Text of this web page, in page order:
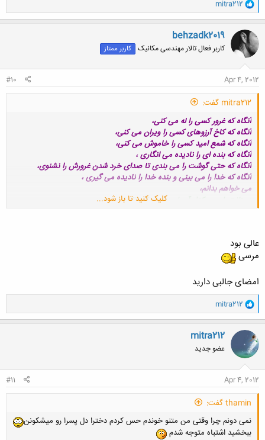
کلیک کنید تا باز شود...
و
ا
ک
ن
ش
ه
mitra212
behzadk2019
کاربر فعال تالار مهندسی مکانیک کاربر ممتاز
Apr 4, 2012
#10
mitra212 گفت:
آنگاه که غرور کسی را له می کنی،
آنگاه که کاخ آرزوهای کسی را ویران می کنی،
آنگاه که شمع امید کسی را خاموش می کنی،
آنگاه که بنده ای را نادیده می انگاری ،
آنگاه که حتی گوشت را می بندی تا صدای خرد شدن غرورش را نشنوی،
آنگاه که خدا را می بینی و بنده خدا را نادیده می گیری ،
می خواهم بدانم،
دستانت رابسوی کدام آسمان دراز می کنی تا برای
کلیک کنید تا باز شود...
عالی بود
مرسی
امضای جالبی دارید
و
ا
ک
ن
ه
ا
mitra212
mitra212
عضو جدید
Apr 4, 2012
#11
thamin گفت:
نمی دونم چرا وقتی من متنو خوندم حس کردم دخترا دل پسرا رو میشکونن
ببخشید اشتباه متوجه شدم